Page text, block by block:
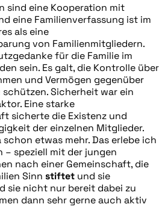
sind eine Kooperation mit
eine Familienverfassung ist im
als eine
von Familienmitgliedern.
für die Familie im
sein. Es galt, die Kontrolle über
und Vermögen gegenüber
Sicherheit war ein
Eine starke
sicherte die Existenz und
der einzelnen Mitglieder.
etwas mehr. Das erlebe ich
– speziell mit der jungen
nach einer Gemeinschaft, die
Sinn stiftet und sie
sie nicht nur bereit dabei zu
dann sehr gerne auch aktiv